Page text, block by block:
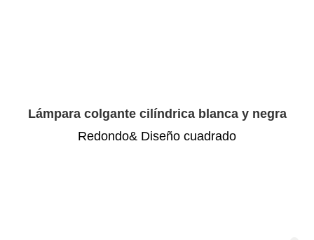
Lámpara colgante cilíndrica blanca y negra
Redondo& Diseño cuadrado